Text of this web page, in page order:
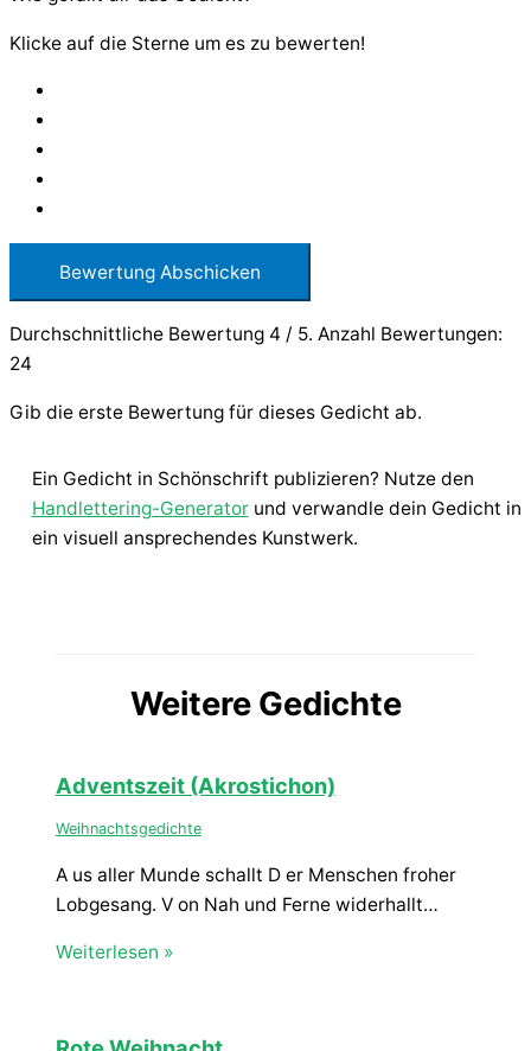
Klicke auf die Sterne um es zu bewerten!
Bewertung Abschicken
Durchschnittliche Bewertung 4 / 5. Anzahl Bewertungen:
24
Gib die erste Bewertung für dieses Gedicht ab.
Ein Gedicht in Schönschrift publizieren? Nutze den
Handlettering-Generatorund verwandle dein Gedicht in
ein visuell ansprechendes Kunstwerk.
Weitere Gedichte
Adventszeit (Akrostichon)
Weihnachtsgedichte
A us aller Munde schallt D er Menschen froher
Lobgesang. V on Nah und Ferne widerhallt…
Weiterlesen »